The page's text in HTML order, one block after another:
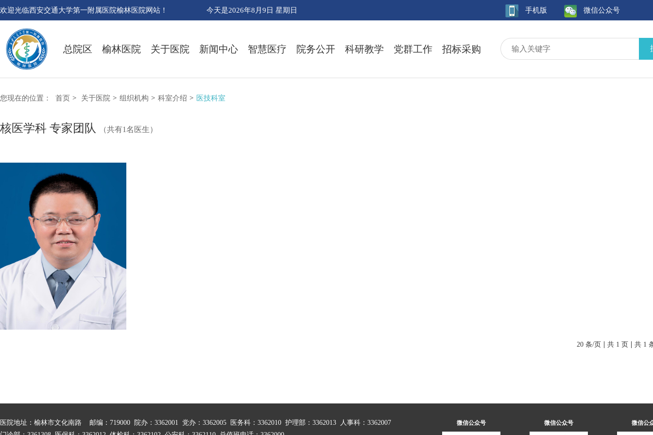
欢迎光临西安交通大学第一附属医院榆林医院网站！ 今天是2026年8月9日 星期日 手机版 微信公众号
总院区 榆林医院 关于医院 新闻中心 智慧医疗 院务公开 科研教学 党群工作 招标采购
您现在的位置： 首页 > 关于医院 > 组织机构 > 科室介绍 > 医技科室
核医学科 专家团队 （共有1名医生）
20 条/页 | 共 1 页 | 共 1
医院地址：榆林市文化南路 邮编：719000 院办：3362001 党办：3362005 医务科：3362010 护理部：3362013 人事科：3362007
微信公众号 微信公众号 微信公